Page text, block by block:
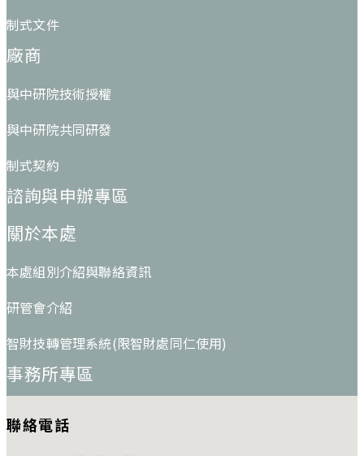
制式文件
廠商
與中研院技術授權
與中研院共同研發
制式契約
諮詢與申辦專區
關於本處
本處組別介紹與聯絡資訊
研管會介紹
智財技轉管理系統(限智財處同仁使用)
事務所專區
聯絡電話